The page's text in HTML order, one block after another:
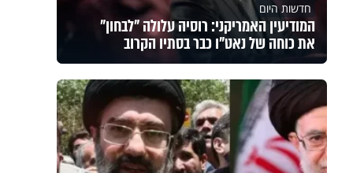
חדשות היום
המודיעין האמריקני: רוסיה עלולה "לבחון"
את כוחה של נאט"ו כבר בסתיו הקרוב